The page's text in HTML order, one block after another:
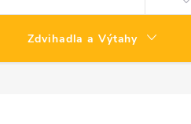
Zdvihadla a Výtahy